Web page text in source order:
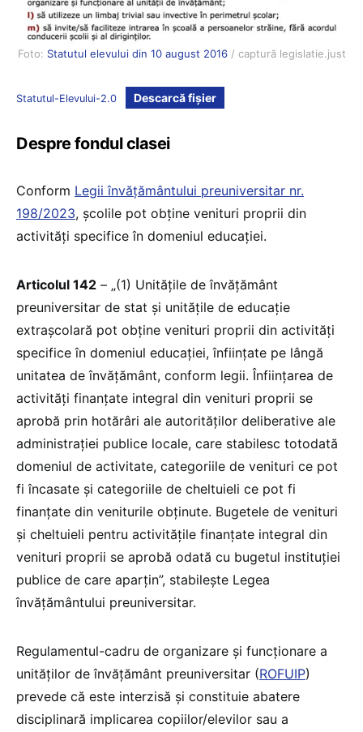
Foto: Statutul elevului din 10 august 2016/ captură legislatie.just
Statutul-Elevului-2.0 Descarcă fișier
Despre fondul clasei
Conform Legii învățământului preuniversitar nr.
198/2023, școlile pot obține venituri proprii din
activități specifice în domeniul educației.
Articolul 142 – „(1) Unitățile de învățământ
preuniversitar de stat și unitățile de educație
extrașcolară pot obține venituri proprii din activități
specifice în domeniul educației, înființate pe lângă
unitatea de învățământ, conform legii. Înființarea de
activități finanțate integral din venituri proprii se
aprobă prin hotărâri ale autorităților deliberative ale
administrației publice locale, care stabilesc totodată
domeniul de activitate, categoriile de venituri ce pot
fi încasate și categoriile de cheltuieli ce pot fi
finanțate din veniturile obținute. Bugetele de venituri
și cheltuieli pentru activitățile finanțate integral din
venituri proprii se aprobă odată cu bugetul instituției
publice de care aparțin”, stabilește Legea
învățământului preuniversitar.
Regulamentul-cadru de organizare și funcționare a
unităților de învățământ preuniversitar (ROFUIP)
prevede că este interzisă și constituie abatere
disciplinară implicarea copiilor/elevilor sau a